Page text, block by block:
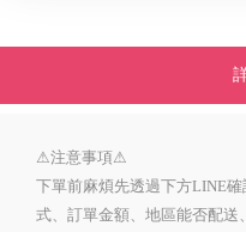
⚠注意事項⚠
下單前麻煩先透過下方LINE
式、訂單金額、地區能否配